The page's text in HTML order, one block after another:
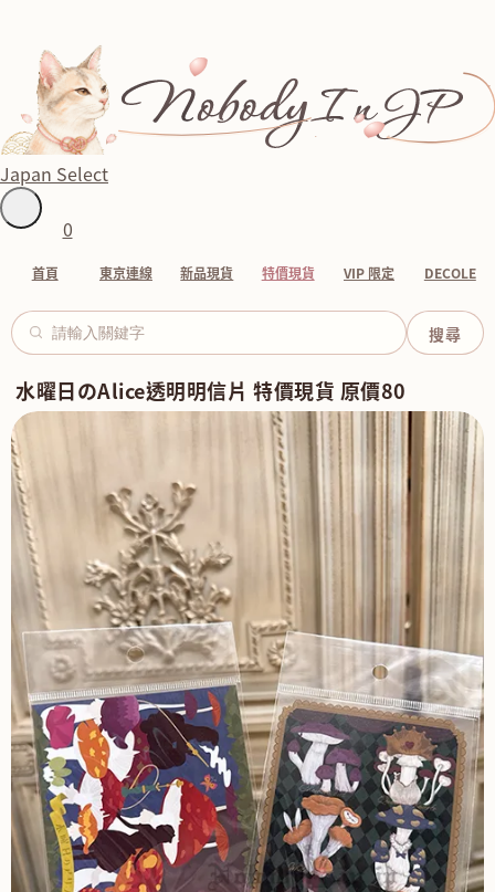
Japan Select
0
首頁 東京連線 新品現貨 特價現貨 VIP 限定 DECOLE
水曜日のAlice透明明信片 特價現貨 原價80